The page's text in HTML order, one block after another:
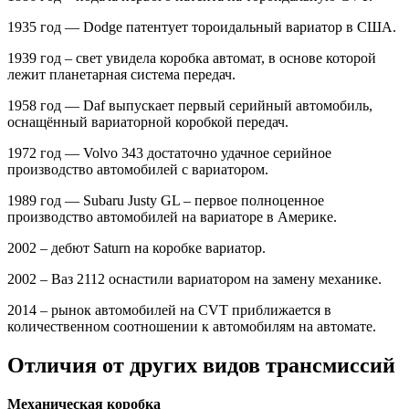
1935 год — Dodge патентует тороидальный вариатор в США.
1939 год – свет увидела коробка автомат, в основе которой
лежит планетарная система передач.
1958 год — Daf выпускает первый серийный автомобиль,
оснащённый вариаторной коробкой передач.
1972 год — Volvo 343 достаточно удачное серийное
производство автомобилей с вариатором.
1989 год — Subaru Justy GL – первое полноценное
производство автомобилей на вариаторе в Америке.
2002 – дебют Saturn на коробке вариатор.
2002 – Ваз 2112 оснастили вариатором на замену механике.
2014 – рынок автомобилей на CVT приближается в
количественном соотношении к автомобилям на автомате.
Отличия от других видов трансмиссий
Механическая коробка